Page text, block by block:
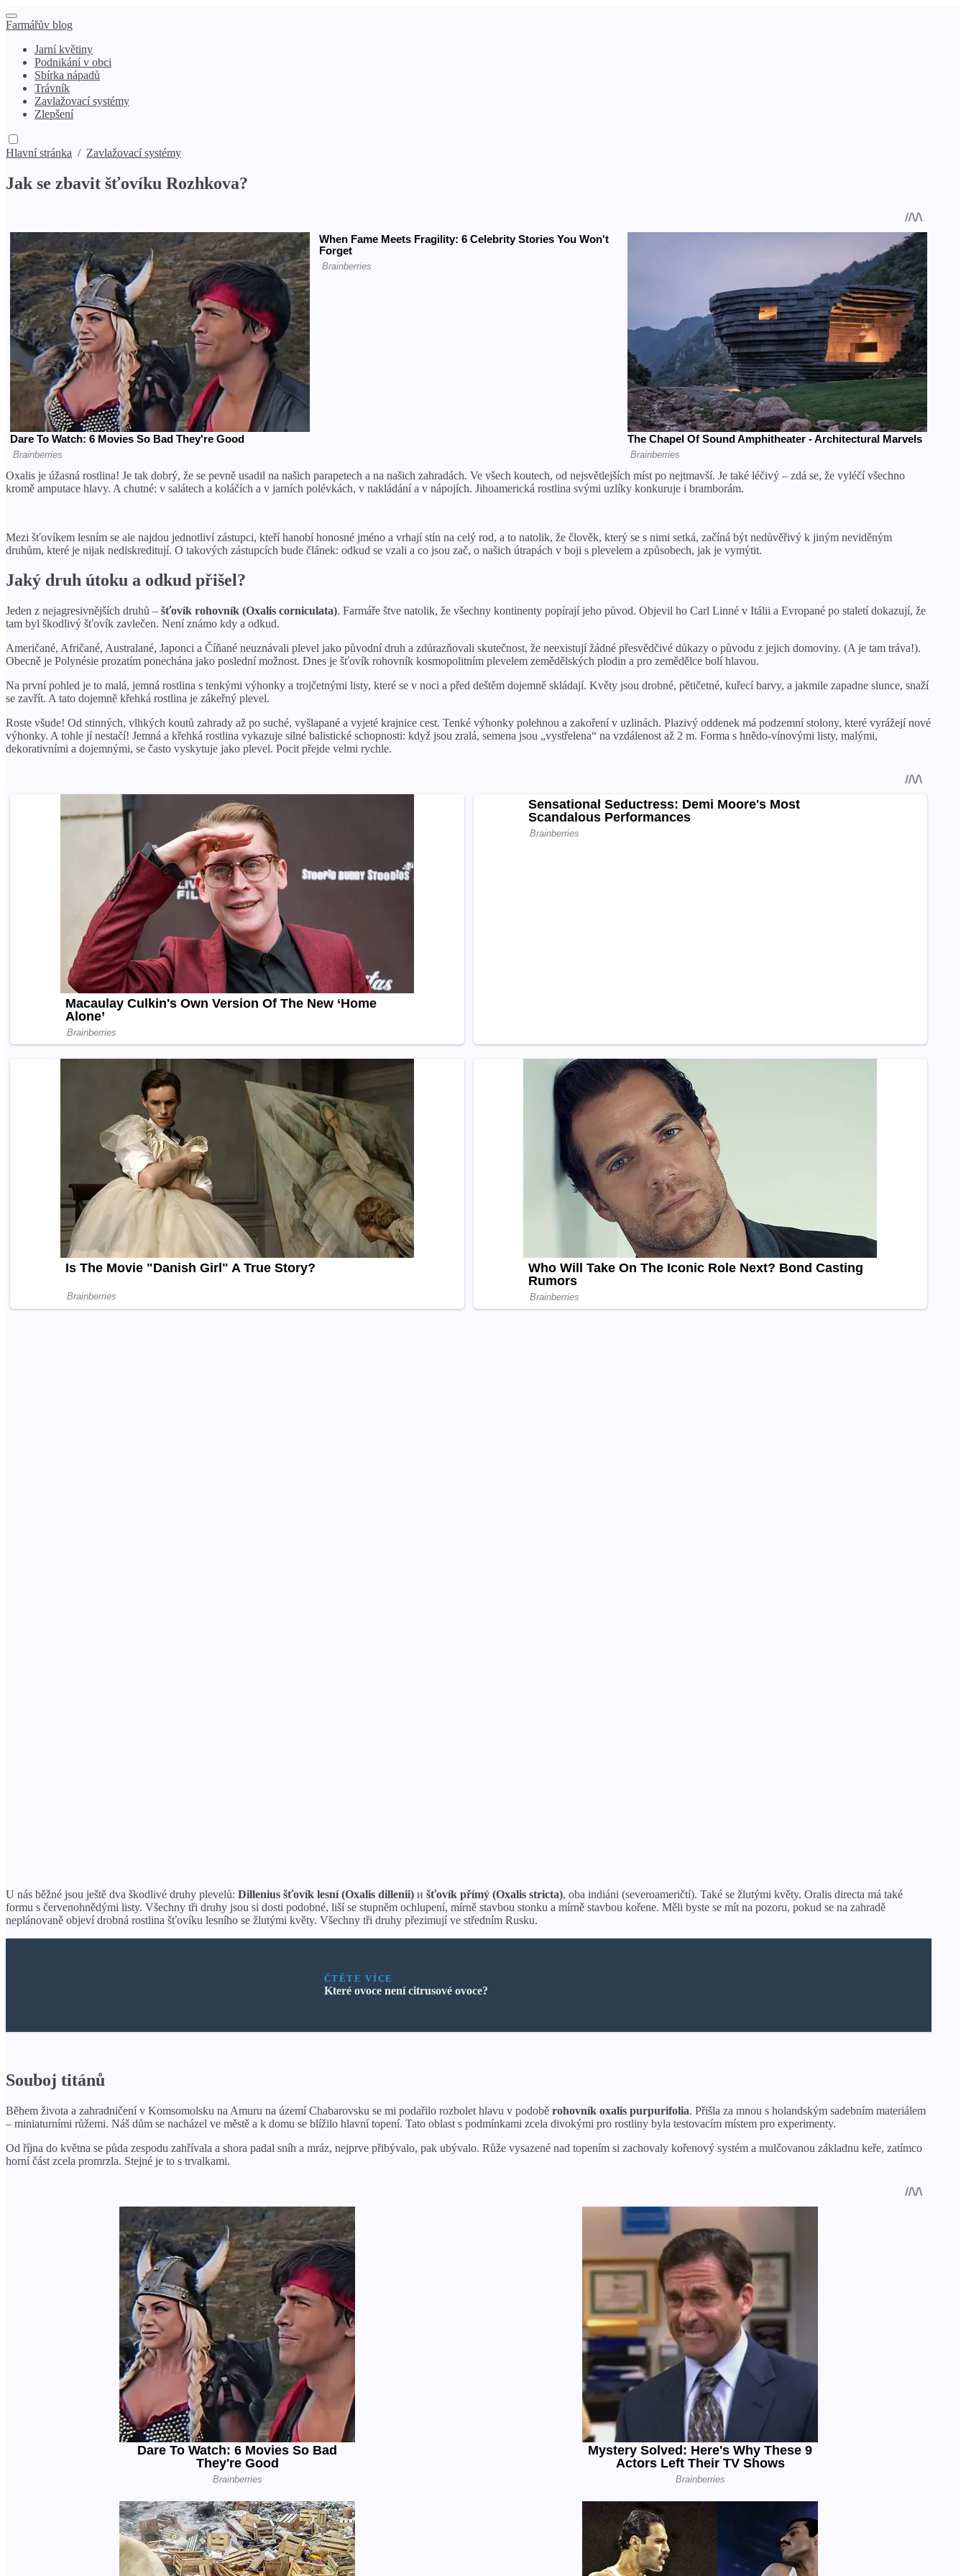
Farmářův blog
Jarní květiny
Podnikání v obci
Sbírka nápadů
Trávník
Zavlažovací systémy
Zlepšení
Hlavní stránka / Zavlažovací systémy
Jak se zbavit šťovíku Rozhkova?
Oxalis je úžasná rostlina! Je tak dobrý, že se pevně usadil na našich parapetech a na našich zahradách. Ve všech koutech, od nejsvětlejších míst po nejtmavší. Je také léčivý – zdá se, že vyléčí všechno
kromě amputace hlavy. A chutné: v salátech a koláčích a v jarních polévkách, v nakládání a v nápojích. Jihoamerická rostlina svými uzlíky konkuruje i bramborám.
Mezi šťovíkem lesním se ale najdou jednotliví zástupci, kteří hanobí honosné jméno a vrhají stín na celý rod, a to natolik, že člověk, který se s nimi setká, začíná být nedůvěřivý k jiným neviděným
druhům, které je nijak nediskreditují. O takových zástupcích bude článek: odkud se vzali a co jsou zač, o našich útrapách v boji s plevelem a způsobech, jak je vymýtit.
Jaký druh útoku a odkud přišel?
Jeden z nejagresivnějších druhů – šťovík rohovník (Oxalis corniculata). Farmáře štve natolik, že všechny kontinenty popírají jeho původ. Objevil ho Carl Linné v Itálii a Evropané po staletí dokazují, že
tam byl škodlivý šťovík zavlečen. Není známo kdy a odkud.
Američané, Afričané, Australané, Japonci a Číňané neuznávali plevel jako původní druh a zdůrazňovali skutečnost, že neexistují žádné přesvědčivé důkazy o původu z jejich domoviny. (A je tam tráva!).
Obecně je Polynésie prozatím ponechána jako poslední možnost. Dnes je šťovík rohovník kosmopolitním plevelem zemědělských plodin a pro zemědělce bolí hlavou.
Na první pohled je to malá, jemná rostlina s tenkými výhonky a trojčetnými listy, které se v noci a před deštěm dojemně skládají. Květy jsou drobné, pětičetné, kuřecí barvy, a jakmile zapadne slunce, snaží
se zavřít. A tato dojemně křehká rostlina je zákeřný plevel.
Roste všude! Od stinných, vlhkých koutů zahrady až po suché, vyšlapané a vyjeté krajnice cest. Tenké výhonky polehnou a zakoření v uzlinách. Plazivý oddenek má podzemní stolony, které vyrážejí nové
výhonky. A tohle jí nestačí! Jemná a křehká rostlina vykazuje silné balistické schopnosti: když jsou zralá, semena jsou „vystřelena“ na vzdálenost až 2 m. Forma s hnědo-vínovými listy, malými,
dekorativními a dojemnými, se často vyskytuje jako plevel. Pocit přejde velmi rychle.
U nás běžné jsou ještě dva škodlivé druhy plevelů: Dillenius šťovík lesní (Oxalis dillenii) и šťovík přímý (Oxalis stricta), oba indiáni (severoameričtí). Také se žlutými květy. Oralis directa má také
formu s červenohnědými listy. Všechny tři druhy jsou si dosti podobné, liší se stupněm ochlupení, mírně stavbou stonku a mírně stavbou kořene. Měli byste se mít na pozoru, pokud se na zahradě
neplánovaně objeví drobná rostlina šťovíku lesního se žlutými květy. Všechny tři druhy přezimují ve středním Rusku.
ČTĚTE VÍCE
Které ovoce není citrusové ovoce?
Souboj titánů
Během života a zahradničení v Komsomolsku na Amuru na území Chabarovsku se mi podařilo rozbolet hlavu v podobě rohovník oxalis purpurifolia. Přišla za mnou s holandským sadebním materiálem
– miniaturními růžemi. Náš dům se nacházel ve městě a k domu se blížilo hlavní topení. Tato oblast s podmínkami zcela divokými pro rostliny byla testovacím místem pro experimenty.
Od října do května se půda zespodu zahřívala a shora padal sníh a mráz, nejprve přibývalo, pak ubývalo. Růže vysazené nad topením si zachovaly kořenový systém a mulčovanou základnu keře, zatímco
horní část zcela promrzla. Stejné je to s trvalkami.